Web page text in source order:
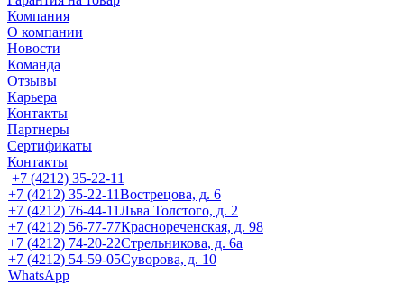
Компания
О компании
Новости
Команда
Отзывы
Карьера
Контакты
Партнеры
Сертификаты
Контакты
+7 (4212) 35-22-11
+7 (4212) 35-22-11Вострецова, д. 6
+7 (4212) 76-44-11Льва Толстого, д. 2
+7 (4212) 56-77-77Краснореченская, д. 98
+7 (4212) 74-20-22Стрельникова, д. 6а
+7 (4212) 54-59-05Суворова, д. 10
WhatsApp